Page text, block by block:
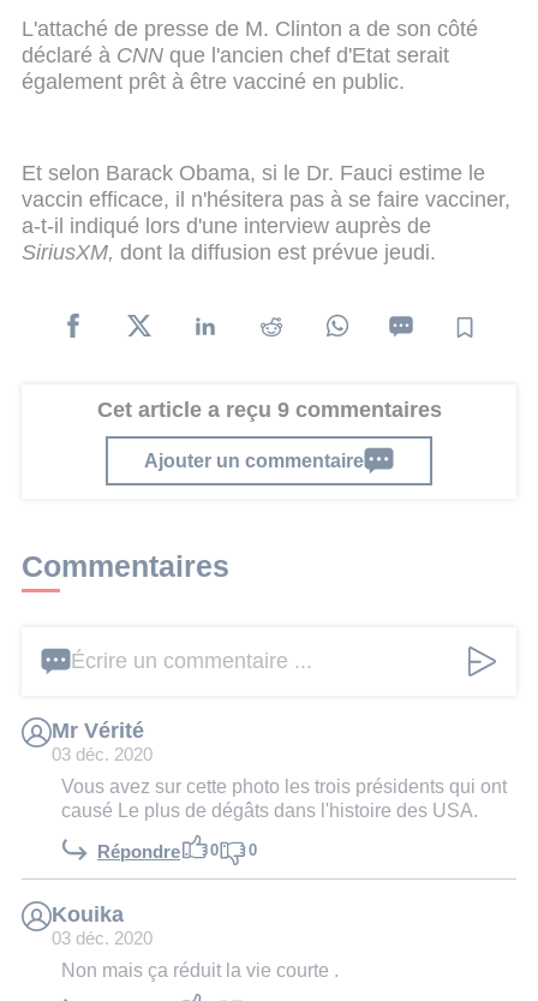
L'attaché de presse de M. Clinton a de son côté
déclaré à CNN que l'ancien chef d'Etat serait
également prêt à être vacciné en public.
Et selon Barack Obama, si le Dr. Fauci estime le
vaccin efficace, il n'hésitera pas à se faire vacciner,
a-t-il indiqué lors d'une interview auprès de
SiriusXM, dont la diffusion est prévue jeudi.
Cet article a reçu 9 commentaires
Ajouter un commentaire
Commentaires
Écrire un commentaire ...
Mr Vérité
03 déc. 2020
Vous avez sur cette photo les trois présidents qui ont
causé Le plus de dégâts dans l'histoire des USA.
Répondre 0 0
Kouika
03 déc. 2020
Non mais ça réduit la vie courte .